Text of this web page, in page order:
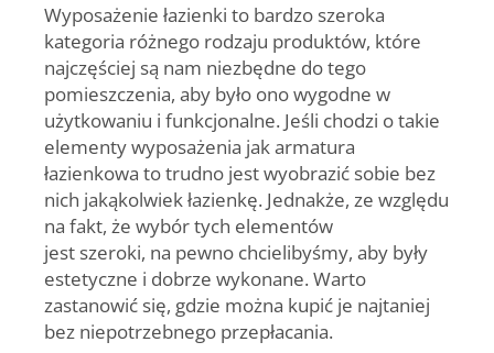
Wyposażenie łazienki to bardzo szeroka
kategoria różnego rodzaju produktów, które
najczęściej są nam niezbędne do tego
pomieszczenia, aby było ono wygodne w
użytkowaniu i funkcjonalne. Jeśli chodzi o takie
elementy wyposażenia jak armatura
łazienkowa to trudno jest wyobrazić sobie bez
nich jakąkolwiek łazienkę. Jednakże, ze względu
na fakt, że wybór tych elementów
jest szeroki, na pewno chcielibyśmy, aby były
estetyczne i dobrze wykonane. Warto
zastanowić się, gdzie można kupić je najtaniej
bez niepotrzebnego przepłacania.